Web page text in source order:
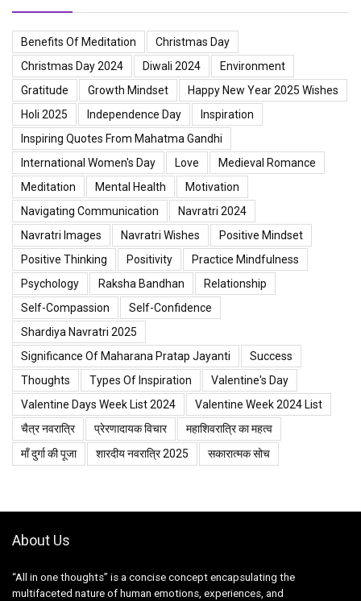
Benefits Of Meditation
Christmas Day
Christmas Day 2024
Diwali 2024
Environment
Gratitude
Growth Mindset
Happy New Year 2025 Wishes
Holi 2025
Independence Day
Inspiration
Inspiring Quotes From Mahatma Gandhi
International Women's Day
Love
Medieval Romance
Meditation
Mental Health
Motivation
Navigating Communication
Navratri 2024
Navratri Images
Navratri Wishes
Positive Mindset
Positive Thinking
Positivity
Practice Mindfulness
Psychology
Raksha Bandhan
Relationship
Self-Compassion
Self-Confidence
Shardiya Navratri 2025
Significance Of Maharana Pratap Jayanti
Success
Thoughts
Types Of Inspiration
Valentine's Day
Valentine Days Week List 2024
Valentine Week 2024 List
चैत्र नवरात्रि
प्रेरणादायक विचार
महाशिवरात्रि का महत्व
माँ दुर्गा की पूजा
शारदीय नवरात्रि 2025 सकारात्मक सोच
About Us
“All in one thoughts” is a concise concept encapsulating the
multifaceted nature of human emotions, experiences, and